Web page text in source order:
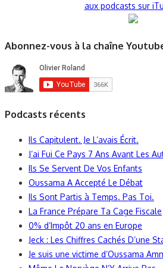
aux podcasts sur
Abonnez-vous à la chaîne
Podcasts récents
Ils Capitulent. Je L’avais Écrit.
J’ai Fui Ce Pays 7 Ans Avant Les
Ils Se Servent De Vos Enfants
Oussama A Accepté Le Débat
Ils Sont Partis à Temps. Pas Toi.
La France Prépare Ta Cage Fiscale
0% d’Impôt 20 ans en Europe
Jeck : Les Chiffres Cachés D’une
Je suis une victime d’Oussama